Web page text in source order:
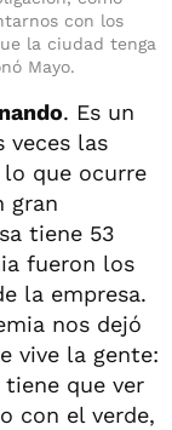
con los
la ciudad tenga
Mayo.
. Es un
veces las
lo que ocurre
gran
tiene 53
fueron los
la empresa.
nos dejó
vive la gente:
que ver
con el verde,